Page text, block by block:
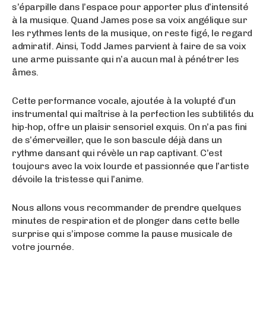
s’éparpille dans l’espace pour apporter plus d’intensité
à la musique. Quand James pose sa voix angélique sur
les rythmes lents de la musique, on reste figé, le regard
admiratif. Ainsi, Todd James parvient à faire de sa voix
une arme puissante qui n’a aucun mal à pénétrer les
âmes.
Cette performance vocale, ajoutée à la volupté d’un
instrumental qui maîtrise à la perfection les subtilités du
hip-hop, offre un plaisir sensoriel exquis. On n’a pas fini
de s’émerveiller, que le son bascule déjà dans un
rythme dansant qui révèle un rap captivant. C’est
toujours avec la voix lourde et passionnée que l’artiste
dévoile la tristesse qui l’anime.
Nous allons vous recommander de prendre quelques
minutes de respiration et de plonger dans cette belle
surprise qui s’impose comme la pause musicale de
votre journée.